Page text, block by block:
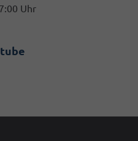
Uhr